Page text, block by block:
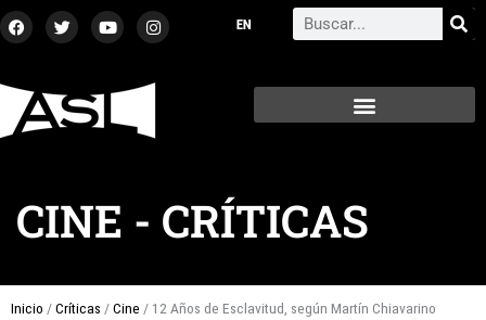
al
F
a
c
o
k
T
w
i
e
r
Y
o
u
b
I
n
s
a
Search
CINE - CRÍTICAS
Inicio /Críticas /Cine / 12 Años de Esclavitud, según Martín Chiavarino